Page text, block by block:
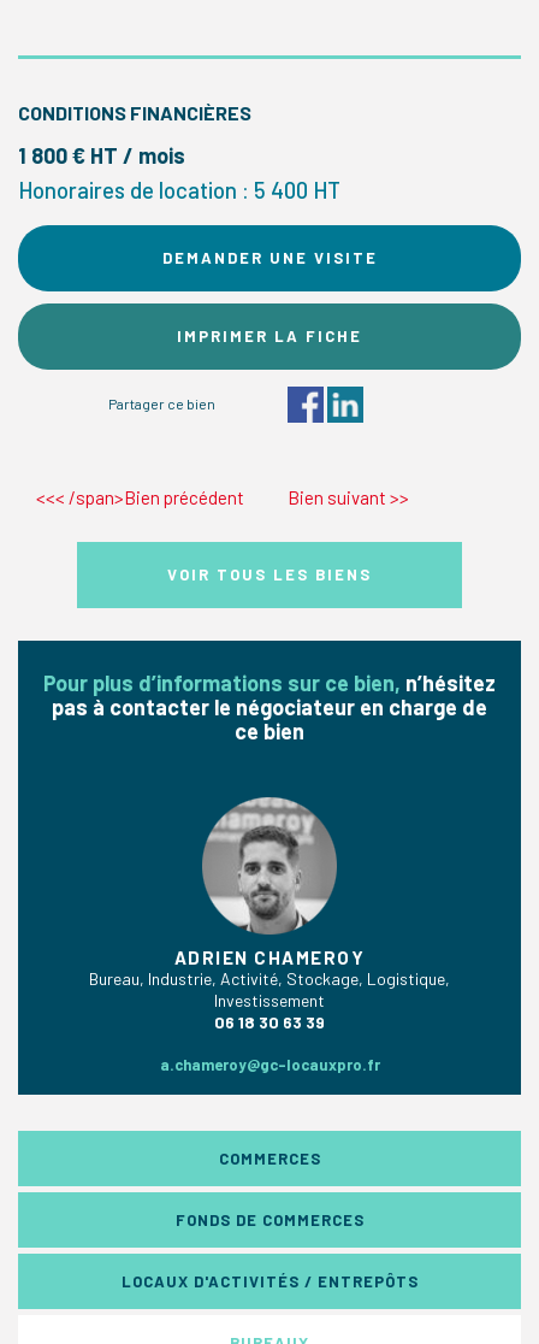
CONDITIONS FINANCIÈRES
1 800 € HT / mois
Honoraires de location : 5 400 HT
DEMANDER UNE VISITE
IMPRIMER LA FICHE
Partager ce bien
<<< /span>Bien précédent Bien suivant >>
VOIR TOUS LES BIENS
Pour plus d’informations sur ce bien, n’hésitez
pas à contacter le négociateur en charge de
ce bien
ADRIEN CHAMEROY
Bureau, Industrie, Activité, Stockage, Logistique,
Investissement
06 18 30 63 39
a.chameroy@gc-locauxpro.fr
COMMERCES
FONDS DE COMMERCES
LOCAUX D'ACTIVITÉS / ENTREPÔTS